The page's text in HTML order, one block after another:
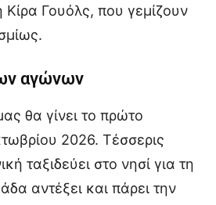
Κίρα Γουόλς, που γεμίζουν
αγώνων
θα γίνει το πρώτο
2026. Τέσσερις
ταξιδεύει στο νησί για τη
αντέξει και πάρει την